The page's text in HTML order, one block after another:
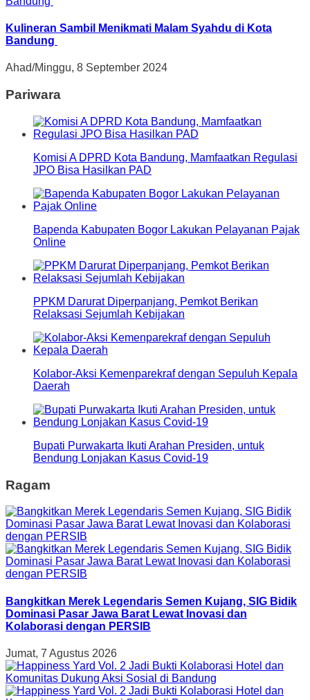
Kulineran Sambil Menikmati Malam Syahdu di Kota
Bandung
Ahad/Minggu, 8 September 2024
Pariwara
Komisi A DPRD Kota Bandung, Mamfaatkan Regulasi
JPO Bisa Hasilkan PAD
Bapenda Kabupaten Bogor Lakukan Pelayanan Pajak
Online
PPKM Darurat Diperpanjang, Pemkot Berikan
Relaksasi Sejumlah Kebijakan
Kolabor-Aksi Kemenparekraf dengan Sepuluh Kepala
Daerah
Bupati Purwakarta Ikuti Arahan Presiden, untuk
Bendung Lonjakan Kasus Covid-19
Ragam
Bangkitkan Merek Legendaris Semen Kujang, SIG Bidik
Dominasi Pasar Jawa Barat Lewat Inovasi dan
Kolaborasi dengan PERSIB
Jumat, 7 Agustus 2026